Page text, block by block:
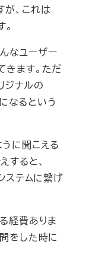
、これは
なユーザー
きます。ただ
ジナルの
なるという
に聞こえる
すると、
テムに繋げ
経費ありま
をした時に